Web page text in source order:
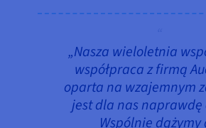
„Nasza wieloletnia
współpraca z firmą
oparta na wzajemnym
jest dla nas naprawdę
Wspólnie dążymy